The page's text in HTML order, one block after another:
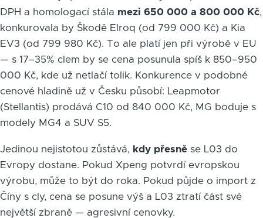
DPH a homologací stála mezi 650 000 a 800 000 Kč,
konkurovala by Škodě Elroq (od 799 000 Kč) a Kia
EV3 (od 799 980 Kč). To ale platí jen při výrobě v EU
— s 17–35% clem by se cena posunula spíš k 850–950
000 Kč, kde už netlačí tolik. Konkurence v podobné
cenové hladině už v Česku působí: Leapmotor
(Stellantis) prodává C10 od 840 000 Kč, MG boduje s
modely MG4 a SUV S5.
Jedinou nejistotou zůstává, kdy přesně se L03 do
Evropy dostane. Pokud Xpeng potvrdí evropskou
výrobu, může to být do roka. Pokud půjde o import z
Číny s cly, cena se posune výš a L03 ztratí část své
největší zbraně — agresivní cenovky.